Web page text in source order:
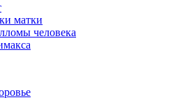
матки
человека